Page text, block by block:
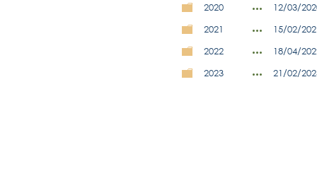
2020
12/03/
2021
15/02/
2022
18/04/
2023
21/02/